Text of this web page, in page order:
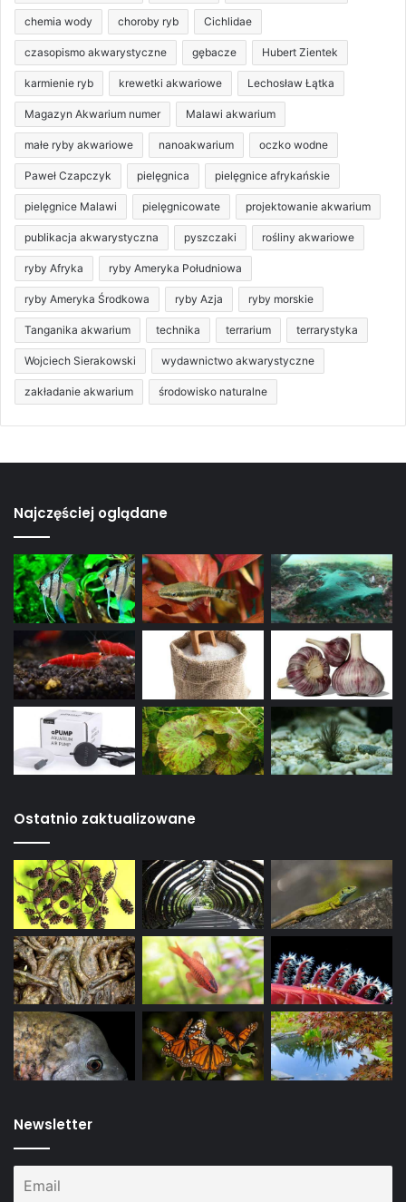
chemia wody choroby ryb Cichlidae
czasopismo akwarystyczne gębacze Hubert Zientek
karmienie ryb krewetki akwariowe Lechosław Łątka
Magazyn Akwarium numer Malawi akwarium
małe ryby akwariowe nanoakwarium oczko wodne
Paweł Czapczyk pielęgnica pielęgnice afrykańskie
pielęgnice Malawi pielęgnicowate projektowanie akwarium
publikacja akwarystyczna pyszczaki rośliny akwariowe
ryby Afryka ryby Ameryka Południowa
ryby Ameryka Środkowa ryby Azja ryby morskie
Tanganika akwarium technika terrarium terrarystyka
Wojciech Sierakowski wydawnictwo akwarystyczne
zakładanie akwarium środowisko naturalne
Najczęściej oglądane
Ostatnio zaktualizowane
Newsletter